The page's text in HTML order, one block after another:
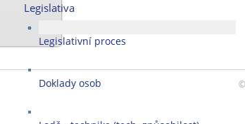
Legislativa
Legislativní proces
Doklady osob